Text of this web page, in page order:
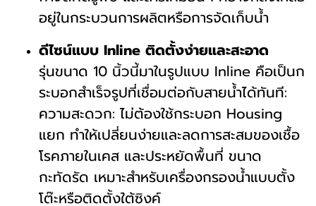
อยู่ในกระบวนการผลิตหรือการจัดเก็บน้ำ
ดีไซน์แบบ Inline ติดตั้งง่ายและสะอาด
รุ่นขนาด 10 นิ้วนี้มาในรูปแบบ Inline คือเป็นก
ระบอกสำเร็จรูปที่เชื่อมต่อกับสายน้ำได้ทันที:
ความสะดวก: ไม่ต้องใช้กระบอก Housing
แยก ทำให้เปลี่ยนง่ายและลดการสะสมของเชื้อ
โรคภายในเคส และประหยัดพื้นที่ ขนาด
กะทัดรัด เหมาะสำหรับเครื่องกรองน้ำแบบตั้ง
โต๊ะหรือติดตั้งใต้ซิงค์